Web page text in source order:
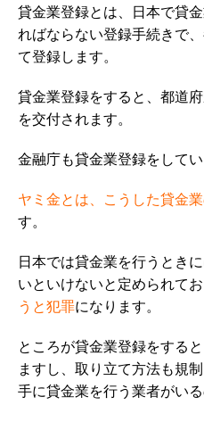
貸金業登録とは、日本で貸
ればならない登録手続きで
て登録します。
貸金業登録をすると、都道
を交付されます。
金融庁も貸金業登録をして
ヤミ金とは、こうした貸金
す。
日本では貸金業を行うとき
いといけないと定められてお
うと犯罪になります。
ところが貸金業登録をする
ますし、取り立て方法も規
手に貸金業を行う業者がいる